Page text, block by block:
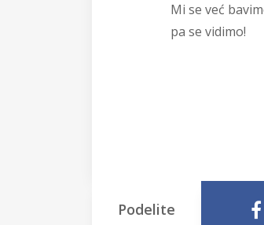
Mi se već
pa se vidimo!
Podelite